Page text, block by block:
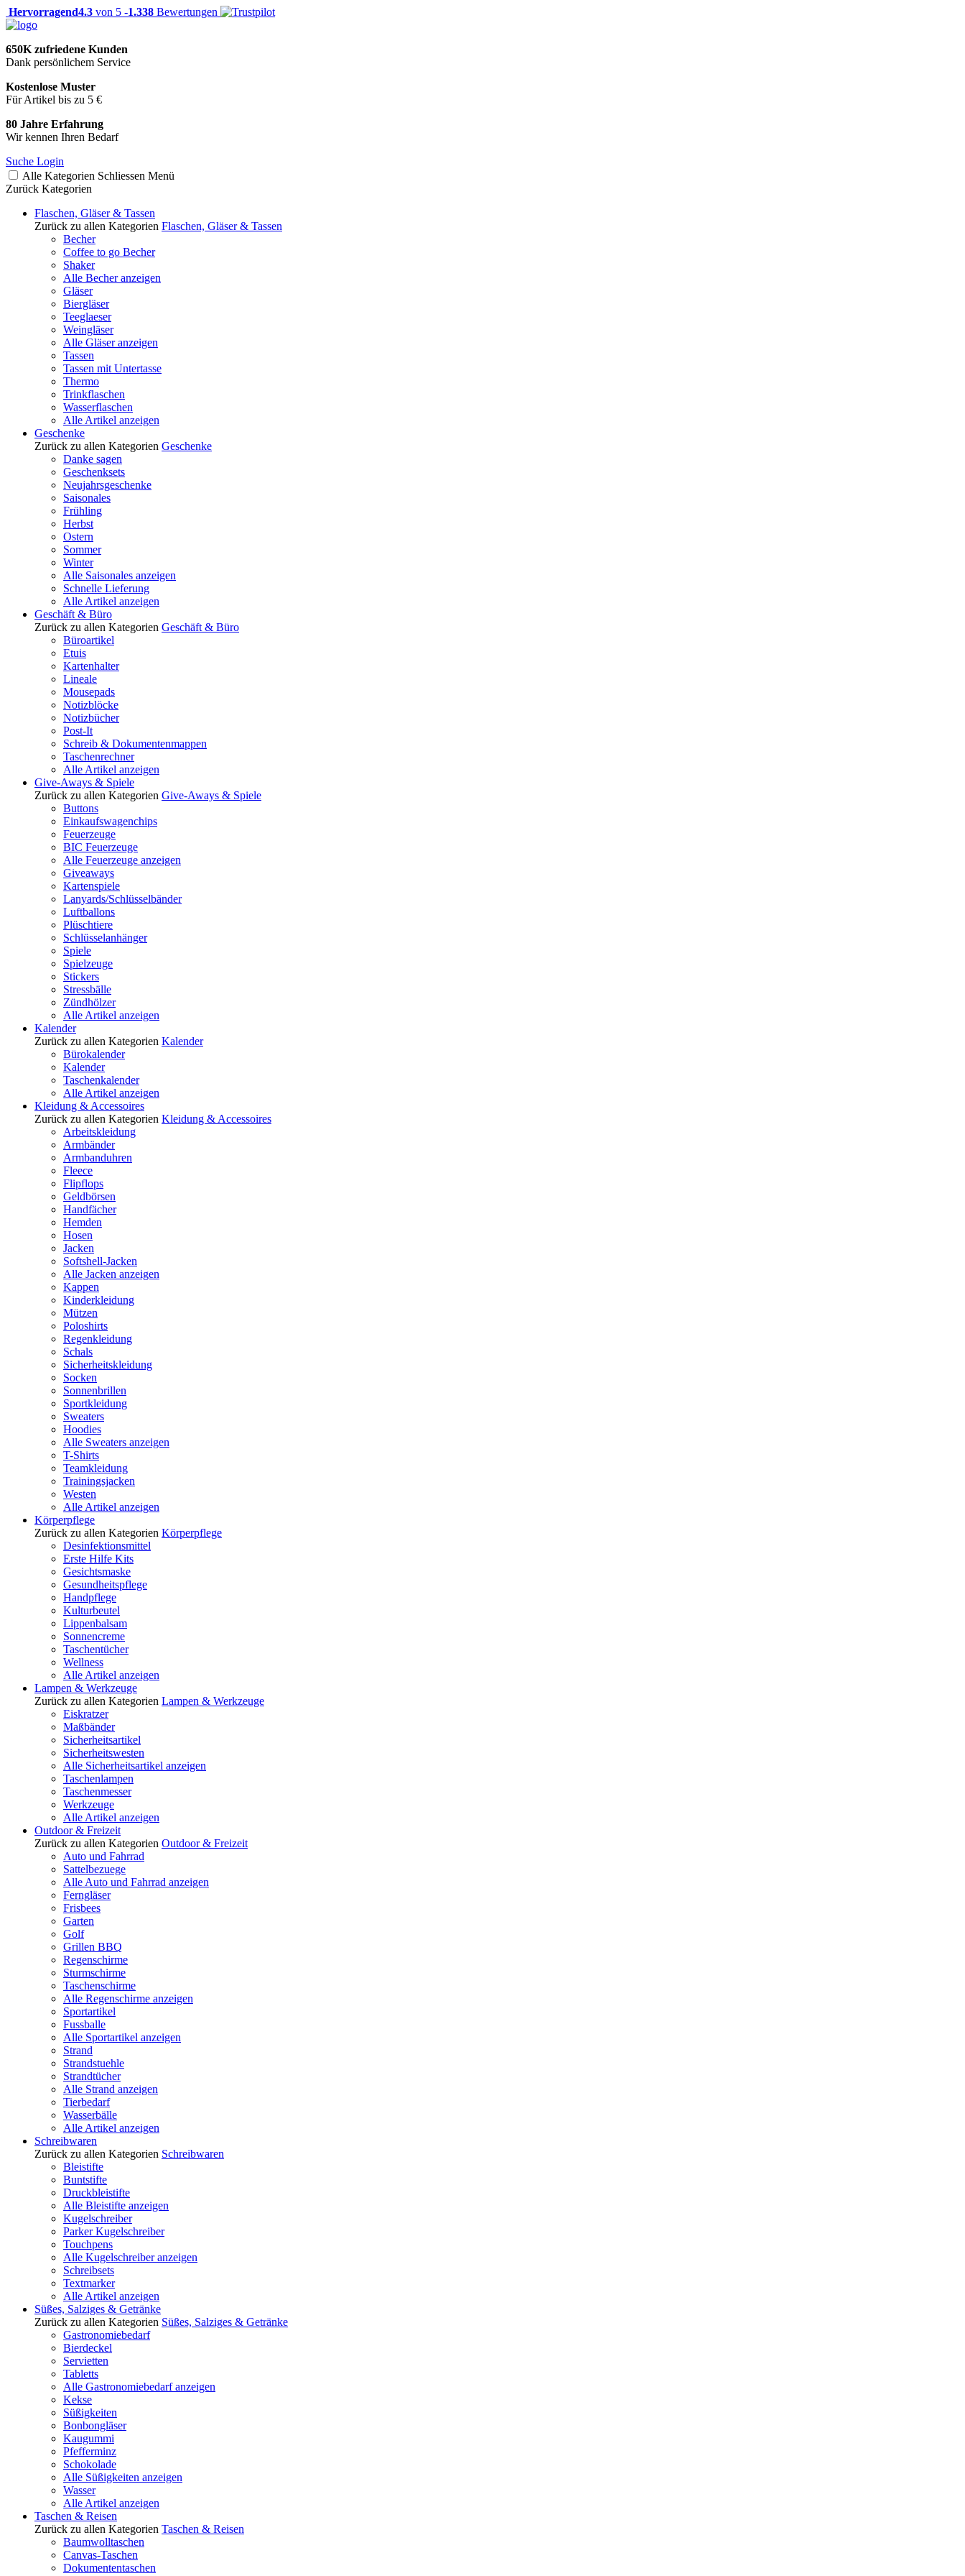
Hervorragend4.3 von 5 -1.338 Bewertungen
650K zufriedene Kunden
Dank persönlichem Service
Kostenlose Muster
Für Artikel bis zu 5 €
80 Jahre Erfahrung
Wir kennen Ihren Bedarf
Suche Login
Alle Kategorien Schliessen Menü
Zurück Kategorien
Flaschen, Gläser & Tassen
Zurück zu allen Kategorien Flaschen, Gläser & Tassen
Becher
Coffee to go Becher
Shaker
Alle Becher anzeigen
Gläser
Biergläser
Teeglaeser
Weingläser
Alle Gläser anzeigen
Tassen
Tassen mit Untertasse
Thermo
Trinkflaschen
Wasserflaschen
Alle Artikel anzeigen
Geschenke
Zurück zu allen Kategorien Geschenke
Danke sagen
Geschenksets
Neujahrsgeschenke
Saisonales
Frühling
Herbst
Ostern
Sommer
Winter
Alle Saisonales anzeigen
Schnelle Lieferung
Alle Artikel anzeigen
Geschäft & Büro
Zurück zu allen Kategorien Geschäft & Büro
Büroartikel
Etuis
Kartenhalter
Lineale
Mousepads
Notizblöcke
Notizbücher
Post-It
Schreib & Dokumentenmappen
Taschenrechner
Alle Artikel anzeigen
Give-Aways & Spiele
Zurück zu allen Kategorien Give-Aways & Spiele
Buttons
Einkaufswagenchips
Feuerzeuge
BIC Feuerzeuge
Alle Feuerzeuge anzeigen
Giveaways
Kartenspiele
Lanyards/Schlüsselbänder
Luftballons
Plüschtiere
Schlüsselanhänger
Spiele
Spielzeuge
Stickers
Stressbälle
Zündhölzer
Alle Artikel anzeigen
Kalender
Zurück zu allen Kategorien Kalender
Bürokalender
Kalender
Taschenkalender
Alle Artikel anzeigen
Kleidung & Accessoires
Zurück zu allen Kategorien Kleidung & Accessoires
Arbeitskleidung
Armbänder
Armbanduhren
Fleece
Flipflops
Geldbörsen
Handfächer
Hemden
Hosen
Jacken
Softshell-Jacken
Alle Jacken anzeigen
Kappen
Kinderkleidung
Mützen
Poloshirts
Regenkleidung
Schals
Sicherheitskleidung
Socken
Sonnenbrillen
Sportkleidung
Sweaters
Hoodies
Alle Sweaters anzeigen
T-Shirts
Teamkleidung
Trainingsjacken
Westen
Alle Artikel anzeigen
Körperpflege
Zurück zu allen Kategorien Körperpflege
Desinfektionsmittel
Erste Hilfe Kits
Gesichtsmaske
Gesundheitspflege
Handpflege
Kulturbeutel
Lippenbalsam
Sonnencreme
Taschentücher
Wellness
Alle Artikel anzeigen
Lampen & Werkzeuge
Zurück zu allen Kategorien Lampen & Werkzeuge
Eiskratzer
Maßbänder
Sicherheitsartikel
Sicherheitswesten
Alle Sicherheitsartikel anzeigen
Taschenlampen
Taschenmesser
Werkzeuge
Alle Artikel anzeigen
Outdoor & Freizeit
Zurück zu allen Kategorien Outdoor & Freizeit
Auto und Fahrrad
Sattelbezuege
Alle Auto und Fahrrad anzeigen
Ferngläser
Frisbees
Garten
Golf
Grillen BBQ
Regenschirme
Sturmschirme
Taschenschirme
Alle Regenschirme anzeigen
Sportartikel
Fussballe
Alle Sportartikel anzeigen
Strand
Strandstuehle
Strandtücher
Alle Strand anzeigen
Tierbedarf
Wasserbälle
Alle Artikel anzeigen
Schreibwaren
Zurück zu allen Kategorien Schreibwaren
Bleistifte
Buntstifte
Druckbleistifte
Alle Bleistifte anzeigen
Kugelschreiber
Parker Kugelschreiber
Touchpens
Alle Kugelschreiber anzeigen
Schreibsets
Textmarker
Alle Artikel anzeigen
Süßes, Salziges & Getränke
Zurück zu allen Kategorien Süßes, Salziges & Getränke
Gastronomiebedarf
Bierdeckel
Servietten
Tabletts
Alle Gastronomiebedarf anzeigen
Kekse
Süßigkeiten
Bonbongläser
Kaugummi
Pfefferminz
Schokolade
Alle Süßigkeiten anzeigen
Wasser
Alle Artikel anzeigen
Taschen & Reisen
Zurück zu allen Kategorien Taschen & Reisen
Baumwolltaschen
Canvas-Taschen
Dokumententaschen